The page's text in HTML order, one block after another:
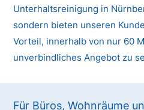
Unterhaltsreinigung in
sondern bieten unseren
Vorteil, innerhalb von nur 60
unverbindliches Angebot zu
Für Büros, Wohnräume